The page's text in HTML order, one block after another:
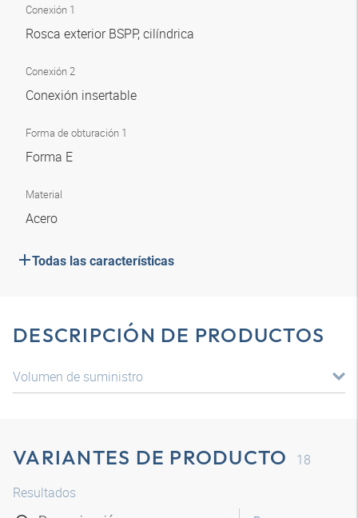
Conexión 1
Rosca exterior BSPP, cilíndrica
Conexión 2
Conexión insertable
Forma de obturación 1
Forma E
Material
Acero
Todas las características
DESCRIPCIÓN DE PRODUCTOS
Volumen de suministro
VARIANTES DE PRODUCTO
18
Resultados